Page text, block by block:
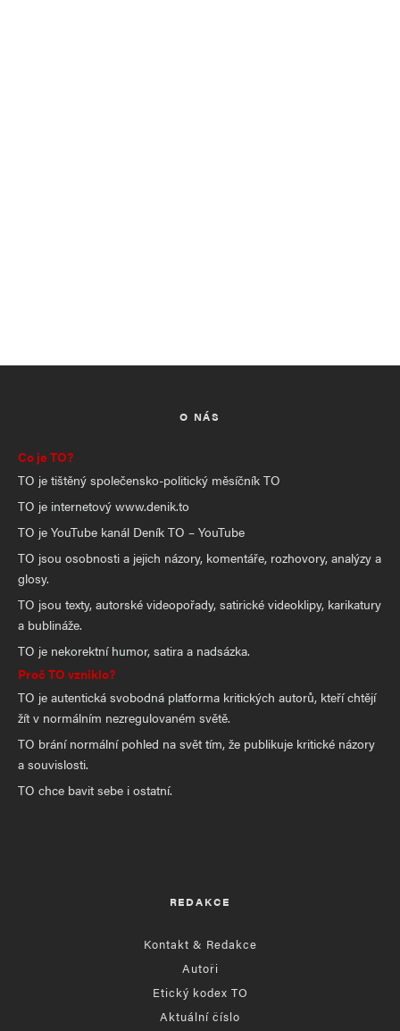
O NÁS
Co je TO?
TO je tištěný společensko-politický měsíčník TO
TO je internetový www.denik.to
TO je YouTube kanál Deník TO – YouTube
TO jsou osobnosti a jejich názory, komentáře, rozhovory, analýzy a
glosy.
TO jsou texty, autorské videopořady, satirické videoklipy, karikatury
a bublináže.
TO je nekorektní humor, satira a nadsázka.
Proč TO vzniklo?
TO je autentická svobodná platforma kritických autorů, kteří chtějí
žít v normálním nezregulovaném světě.
TO brání normální pohled na svět tím, že publikuje kritické názory
a souvislosti.
TO chce bavit sebe i ostatní.
REDAKCE
Kontakt & Redakce
Autoři
Etický kodex TO
Aktuální číslo